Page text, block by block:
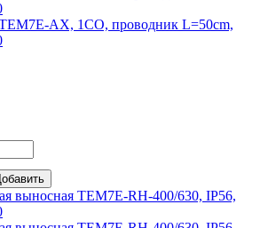
AX, 1CO, проводник L=50cm,